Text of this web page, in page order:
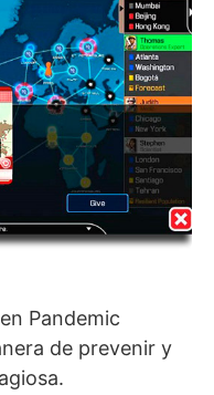
Pandemic
de prevenir y